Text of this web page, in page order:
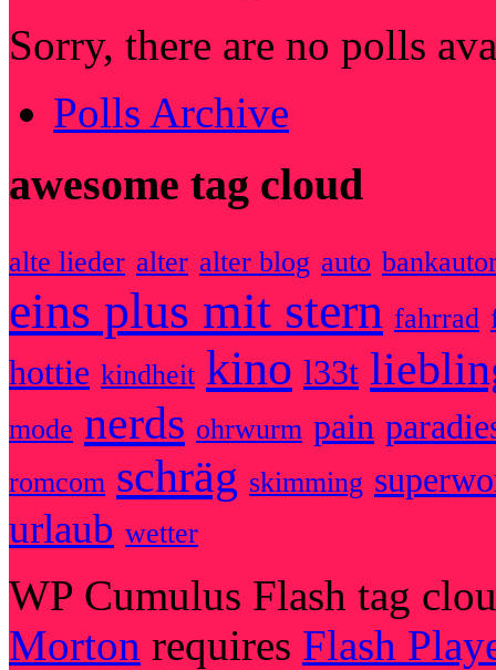
Sorry, there are no polls
Polls Archive
awesome tag cloud
alte lieder alter alter blog auto
eins plus mit stern fahrrad
hottie kindheit kino l33t
mode nerds ohrwurm pain
romcom schräg skimming
urlaub wetter
WP Cumulus Flash tag
Morton requires Flash